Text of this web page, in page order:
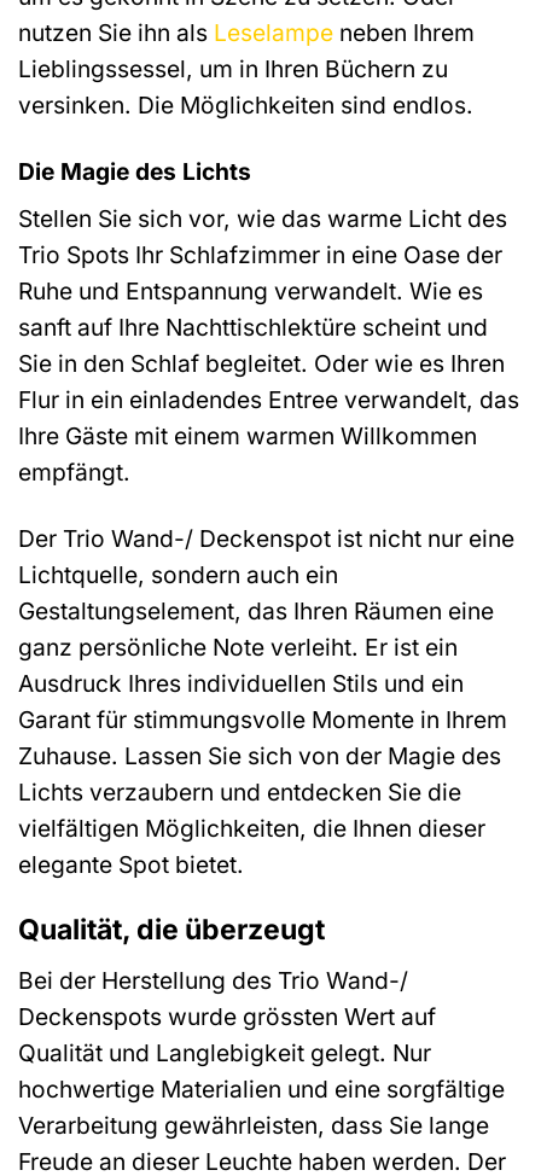
nutzen Sie ihn als Leselampe neben Ihrem
Lieblingssessel, um in Ihren Büchern zu
versinken. Die Möglichkeiten sind endlos.
Die Magie des Lichts
Stellen Sie sich vor, wie das warme Licht des
Trio Spots Ihr Schlafzimmer in eine Oase der
Ruhe und Entspannung verwandelt. Wie es
sanft auf Ihre Nachttischlektüre scheint und
Sie in den Schlaf begleitet. Oder wie es Ihren
Flur in ein einladendes Entree verwandelt, das
Ihre Gäste mit einem warmen Willkommen
empfängt.
Der Trio Wand-/ Deckenspot ist nicht nur eine
Lichtquelle, sondern auch ein
Gestaltungselement, das Ihren Räumen eine
ganz persönliche Note verleiht. Er ist ein
Ausdruck Ihres individuellen Stils und ein
Garant für stimmungsvolle Momente in Ihrem
Zuhause. Lassen Sie sich von der Magie des
Lichts verzaubern und entdecken Sie die
vielfältigen Möglichkeiten, die Ihnen dieser
elegante Spot bietet.
Qualität, die überzeugt
Bei der Herstellung des Trio Wand-/
Deckenspots wurde grössten Wert auf
Qualität und Langlebigkeit gelegt. Nur
hochwertige Materialien und eine sorgfältige
Verarbeitung gewährleisten, dass Sie lange
Freude an dieser Leuchte haben werden. Der